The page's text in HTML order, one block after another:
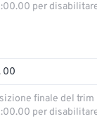
per
00
finale del trim
per